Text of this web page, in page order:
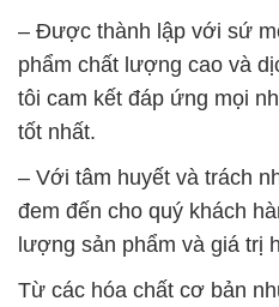
– Được thành lập với sứ
phẩm chất lượng cao và
tôi cam kết đáp ứng mọi
tốt nhất.
– Với tâm huyết và trách
đem đến cho quý khách
lượng sản phẩm và giá trị
Từ các hóa chất cơ bản